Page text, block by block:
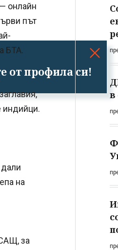
от профила си!
онлайн
път
БТА.
индийци.
на
за
в